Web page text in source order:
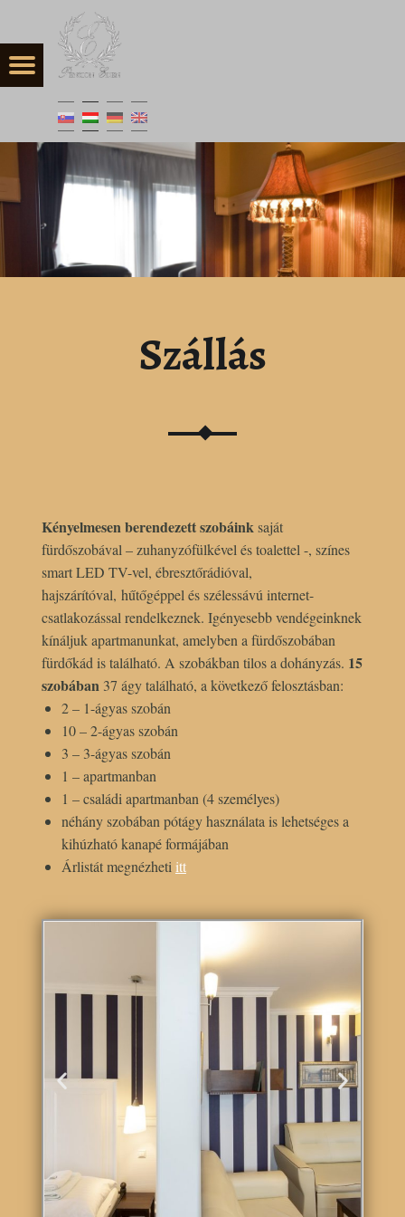
Szállás
Kényelmesen berendezett szobáinksaját
fürdőszobával – zuhanyzófülkével és toalettel -, színes
smart LED TV-vel, ébresztőrádióval,
hajszárítóval, hűtőgéppel és szélessávú internet-
csatlakozással rendelkeznek. Igényesebb vendégeinknek
kínáljuk apartmanunkat, amelyben a fürdőszobában
fürdőkád is található. A szobákban tilos a dohányzás. 15
szobában 37 ágy található, a következő felosztásban:
2 – 1-ágyas szobán
10 – 2-ágyas szobán
3 – 3-ágyas szobán
1 – apartmanban
1 – családi apartmanban (4 személyes)
néhány szobában pótágy használata is lehetséges a
kihúzható kanapé formájában
Árlistát megnézheti itt